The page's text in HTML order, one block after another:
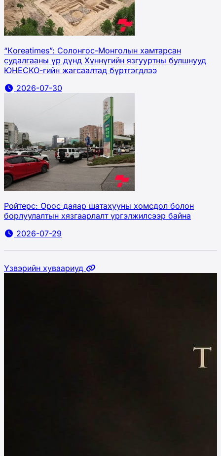
“Кoreatimes”: Солонгос-Монголын хамтарсан
судалгааны үр дүнд Хүннүгийн язгууртны булшнууд
ЮНЕСКО-гийн жагсаалтад бүртгэгдлээ
2026-07-30
Ройтерс: Орос даяар шатахууны хомсдол болон
борлуулалтын хязгаарлалт үргэлжилсээр байна
2026-07-29
Үзвэрийн хуваариуд